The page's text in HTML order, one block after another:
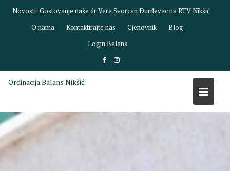
Novosti: Gostovanje naše dr Vere Svorcan Ðurđevac na RTV Nikšić
O nama
Kontaktirajte nas Cjenovnik
Blog
Login Balans
Ordinacija Balans Nikšić